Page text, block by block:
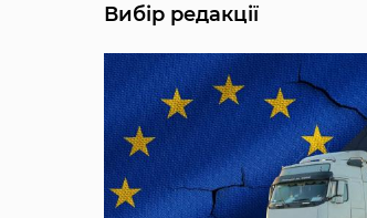
Вибір редакції